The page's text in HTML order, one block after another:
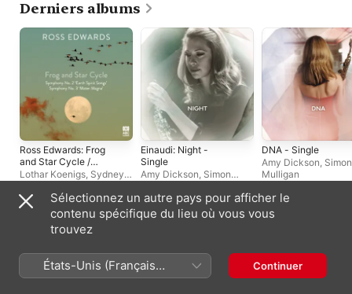
Derniers albums
Ross Edwards: Frog
and Star Cycle /
Symphony No. 2
Symphony No. 3
'Mater Magna'
Lothar Koenigs, Sydney
David Zinman,Markus
Stenz
Einaudi: Night -
Single
Amy Dickson, Simon
DNA - Single
Amy Dickson, Simon
Mulligan
Singles et EP
Sélectionnez un autre pays pour afficher le
contenu spécifique du lieu où vous vous
trouvez
États-Unis (Français
France)
Continuer